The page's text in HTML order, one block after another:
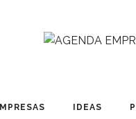
IDEAS